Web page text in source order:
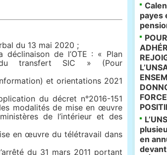
du 13 mai 2020 ;
déclinaison de l’OTE : « Plan
du transfert SIC » (Pour
et orientations 2021
du décret n°2016-151
modalités de mise en œuvre
de l’intérieur et des
en œuvre du télétravail dans
du 31 mars 2011 portant
payes
en